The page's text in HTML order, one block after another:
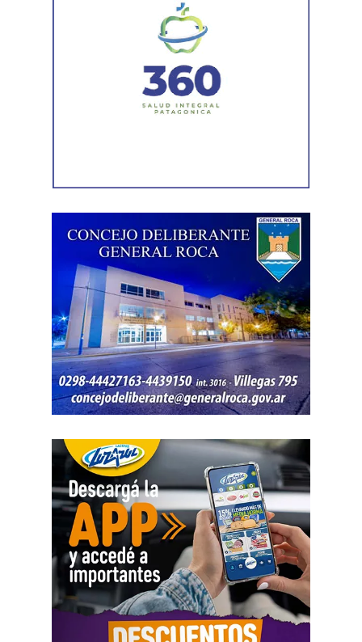
atraviesan niños y niñas. La expresión busca visibilizar
las distintas condiciones sociales, culturales y
económicas, así como las diferentes oportunidades de
acceso a sus derechos.